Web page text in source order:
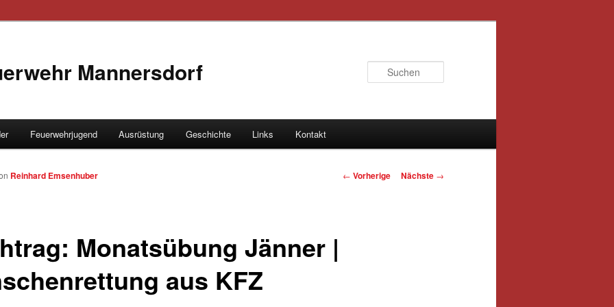
Mannersdorf
Feuerwehrjugend Ausrüstung Geschichte Links Kontakt
Artikelnavigation
← Vorherige Nächste →
Monatsübung Jänner |
aus KFZ
Reinhard Emsenhuber